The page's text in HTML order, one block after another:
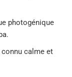
photogénique
calme et